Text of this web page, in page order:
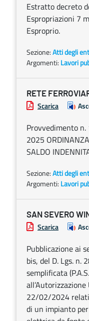
Estratto decreto
Espropriazioni 7
Esproprio.
Sezione:Atti degli
Argomenti: Lavori
RETE
Scarica
Provvedimento
2025
SALDO
Sezione:Atti degli
Argomenti: Lavori
SAN SEVERO
Scarica
Pubblicazione ai
bis, del D. Lgs. n.
semplificata
all’Autorizzazione
22/02/2024
di un impianto